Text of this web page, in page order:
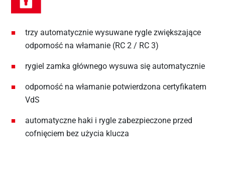
trzy automatycznie wysuwane rygle zwiększające
odporność na włamanie (RC 2 / RC 3)
rygiel zamka głównego wysuwa się automatycznie
odporność na włamanie potwierdzona certyfikatem
VdS
automatyczne haki i rygle zabezpieczone przed
cofnięciem bez użycia klucza